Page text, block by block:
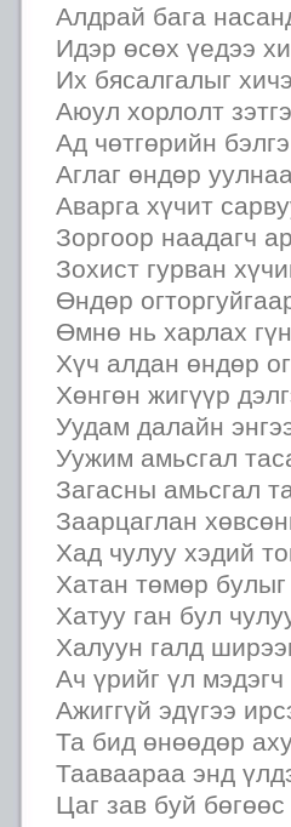
Алдрай бага
Идэр өсөх үедээ
Их бясалгалыг
Аюул хорлолт
Ад чөтгөрийн
Аглаг өндөр
Аварга хүчит
Зоргоор наадагч
Зохист гурван
Өндөр
Өмнө нь харлах
Хүч алдан өндөр
Хөнгөн жигүүр
Уудам далайн
Уужим амьсгал
Загасны амьсгал
Заарцаглан
Хад чулуу хэдий
Хатан төмөр
Хатуу ган бул
Халуун галд
Ач үрийг үл
Ажиггүй эдүгээ
Та бид өнөөдөр
Тааваараа энд
Цаг зав буй